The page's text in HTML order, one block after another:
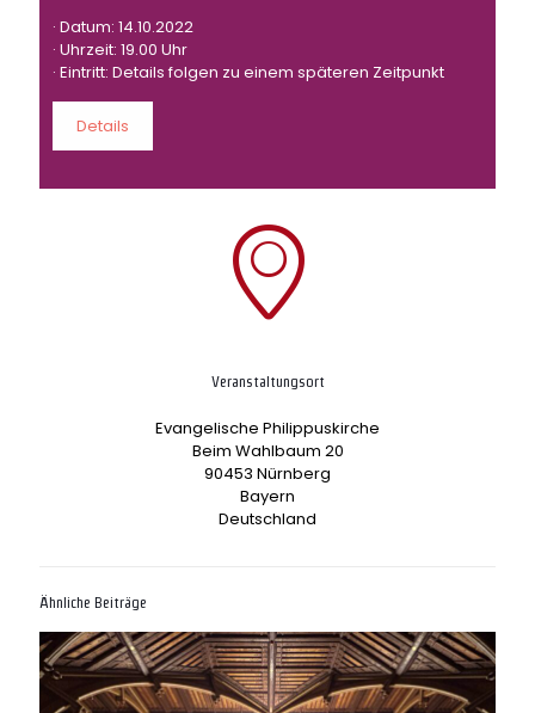
· Datum: 14.10.2022
· Uhrzeit: 19.00 Uhr
· Eintritt: Details folgen zu einem späteren Zeitpunkt
Details
Veranstaltungsort
Evangelische Philippuskirche
Beim Wahlbaum 20
90453 Nürnberg
Bayern
Deutschland
Ähnliche Beiträge